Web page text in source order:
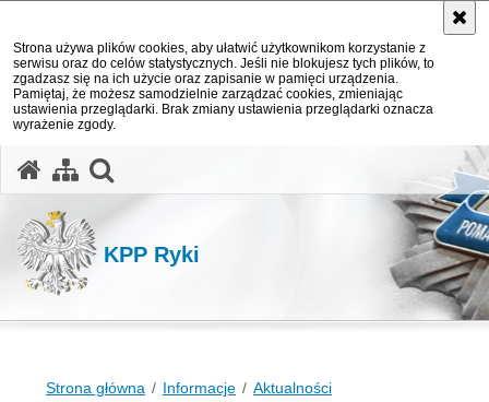
Strona używa plików cookies, aby ułatwić użytkownikom korzystanie z
serwisu oraz do celów statystycznych. Jeśli nie blokujesz tych plików, to
zgadzasz się na ich użycie oraz zapisanie w pamięci urządzenia.
Pamiętaj, że możesz samodzielnie zarządzać cookies, zmieniając
ustawienia przeglądarki. Brak zmiany ustawienia przeglądarki oznacza
wyrażenie zgody.
KPP Ryki
Strona główna Informacje Aktualności